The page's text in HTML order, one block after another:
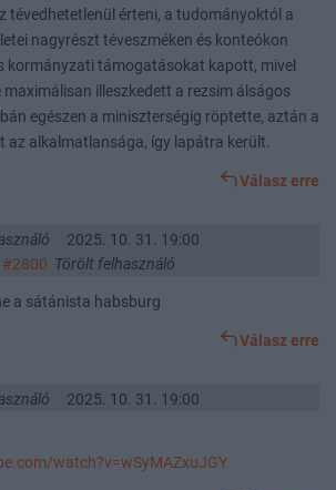
tévedhetetlenül érteni, a tudományoktól a
nagyrészt téveszméken és konteókon
kormányzati támogatásokat kapott, mivel
maximálisan illeszkedett a rezsim álságos
egészen a miniszterségig röptette, aztán a
az alkalmatlansága, így lapátra került.
Válasz erre
2025. 10. 31. 19:00
#2800 Törölt felhasználó
a sátánista habsburg
Válasz erre
2025. 10. 31. 19:00
watch?v=wSyMAZxuJGY